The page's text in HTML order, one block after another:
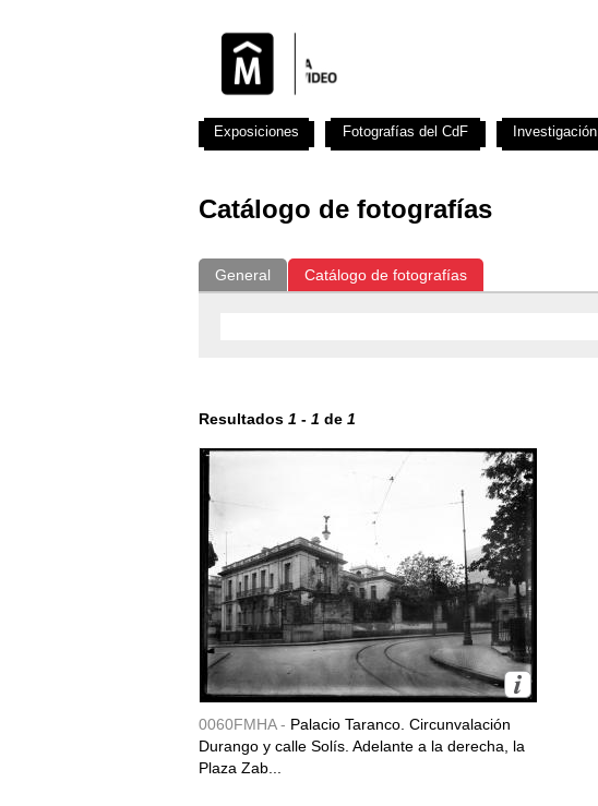
Catálogo de fotografías
General Catálogo de fotografías
Resultados 1 - 1 de 1
0060FMHA - Palacio Taranco. Circunvalación
Durango y calle Solís. Adelante a la derecha, la
Plaza Zab...
Exposiciones Fotografías del CdF Investigación